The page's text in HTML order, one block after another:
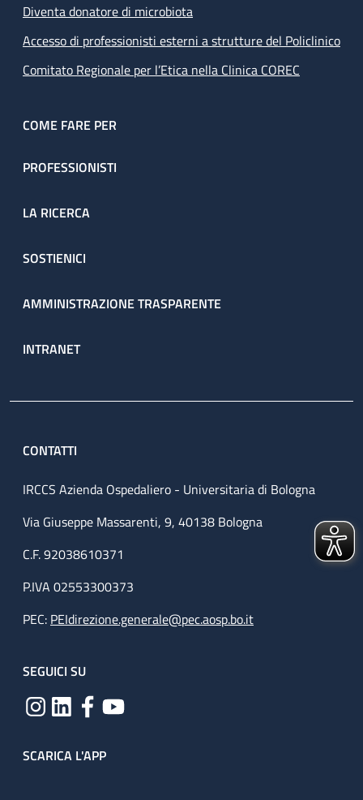
Diventa donatore di microbiota
Accesso di professionisti esterni a strutture del Policlinico
Comitato Regionale per l’Etica nella Clinica COREC
COME FARE PER
PROFESSIONISTI
LA RICERCA
SOSTIENICI
AMMINISTRAZIONE TRASPARENTE
INTRANET
CONTATTI
IRCCS Azienda Ospedaliero - Universitaria di Bologna
Via Giuseppe Massarenti, 9, 40138 Bologna
C.F. 92038610371
P.IVA 02553300373
PEC: PEIdirezione.generale@pec.aosp.bo.it
SEGUICI SU
SCARICA L'APP